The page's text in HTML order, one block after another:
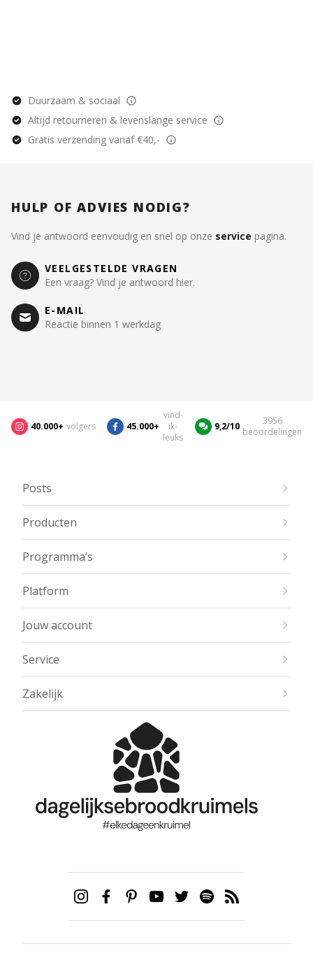
Duurzaam & sociaal
Altijd retourneren & levenslange service
Gratis verzending vanaf €40,-
HULP OF ADVIES NODIG?
Vind je antwoord eenvoudig en snel op onze service pagina.
VEELGESTELDE VRAGEN
Een vraag? Vind je antwoord hier.
E-MAIL
Reactie binnen 1 werkdag
40.000+ volgers 45.000+
vind-
ik-
leuks
9,2/10
3956
beoordelingen
Posts
Producten
Programma’s
Platform
Jouw account
Service
Zakelijk